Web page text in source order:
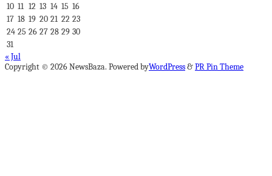
10 11 12 13 14 15 16
17 18 19 20 21 22 23
24 25 26 27 28 29 30
31
« Jul
Copyright © 2026 NewsBaza. Powered byWordPress&PR Pin Theme